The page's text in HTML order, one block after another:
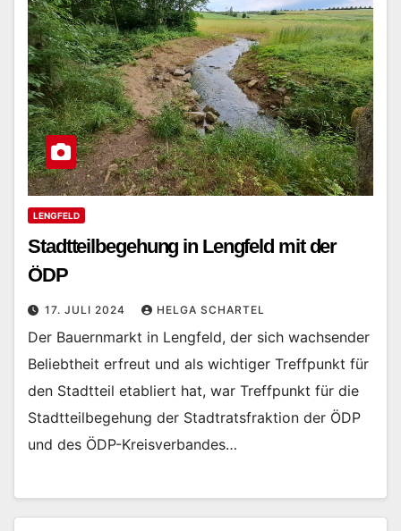
LENGFELD
Stadtteilbegehung in Lengfeld mit der
ÖDP
17. JULI 2024 HELGA SCHARTEL
Der Bauernmarkt in Lengfeld, der sich wachsender
Beliebtheit erfreut und als wichtiger Treffpunkt für
den Stadtteil etabliert hat, war Treffpunkt für die
Stadtteilbegehung der Stadtratsfraktion der ÖDP
und des ÖDP-Kreisverbandes…